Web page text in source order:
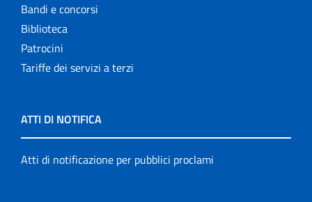
Bandi e concorsi
Biblioteca
Patrocini
Tariffe dei servizi a terzi
ATTI DI NOTIFICA
Atti di notificazione per pubblici proclami